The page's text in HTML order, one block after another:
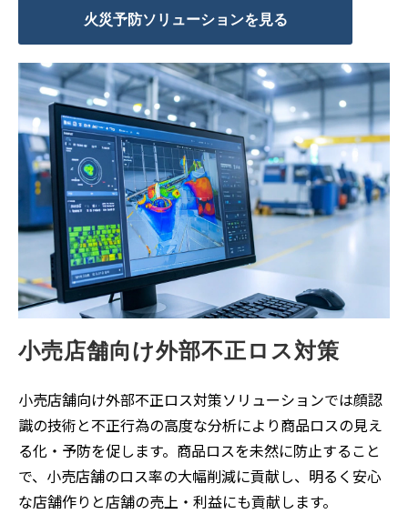
火災予防ソリューションを見る
小売店舗向け外部不正ロス対策
小売店舗向け外部不正ロス対策ソリューションでは顔認
識の技術と不正行為の高度な分析により商品ロスの見え
る化・予防を促します。商品ロスを未然に防止すること
で、小売店舗のロス率の大幅削減に貢献し、明るく安心
な店舗作りと店舗の売上・利益にも貢献します。